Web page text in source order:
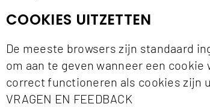
COOKIES UITZETTEN
De meeste browsers zijn standaard
om aan te geven wanneer een
correct functioneren als cookies zijn
VRAGEN EN FEEDBACK